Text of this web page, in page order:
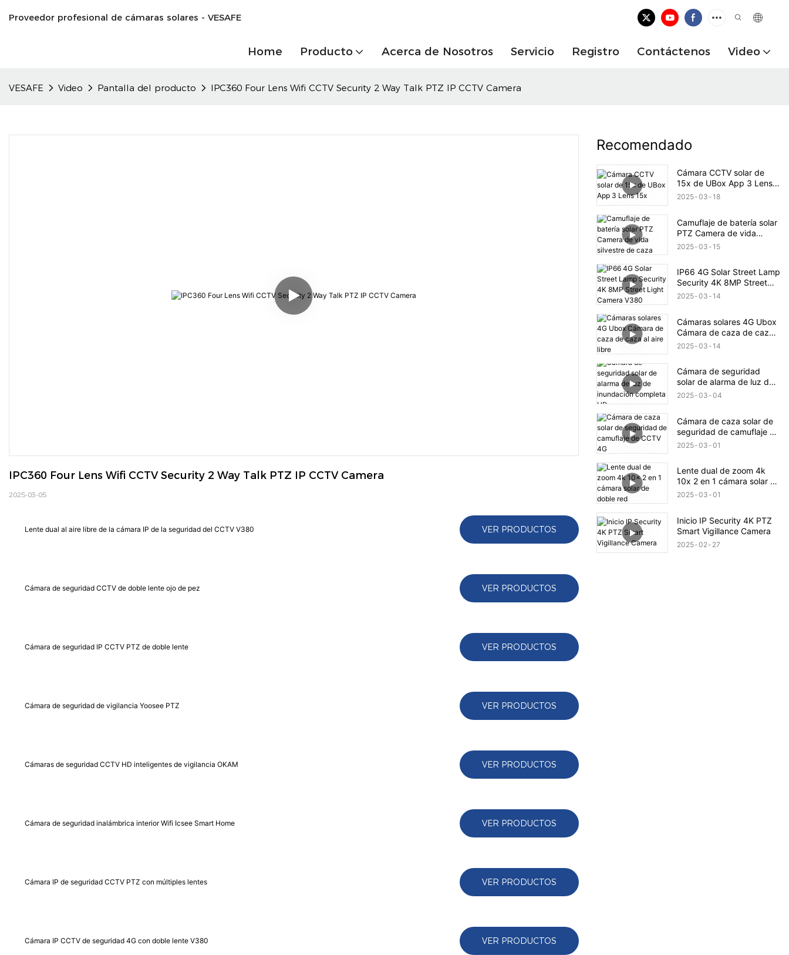
Proveedor profesional de cámaras solares - VESAFE
Home Producto Acerca de Nosotros Servicio Registro Contáctenos Video
VESAFE Video Pantalla del producto IPC360 Four Lens Wifi CCTV Security 2 Way Talk PTZ IP CCTV Camera
IPC360 Four Lens Wifi CCTV Security 2 Way Talk PTZ IP CCTV Camera
2025-03-05
Lente dual al aire libre de la cámara IP de la seguridad del CCTV V380 VER PRODUCTOS
Cámara de seguridad CCTV de doble lente ojo de pez VER PRODUCTOS
Cámara de seguridad IP CCTV PTZ de doble lente VER PRODUCTOS
Cámara de seguridad de vigilancia Yoosee PTZ VER PRODUCTOS
Cámaras de seguridad CCTV HD inteligentes de vigilancia OKAM VER PRODUCTOS
Cámara de seguridad inalámbrica interior Wifi Icsee Smart Home VER PRODUCTOS
Cámara IP de seguridad CCTV PTZ con múltiples lentes VER PRODUCTOS
Cámara IP CCTV de seguridad 4G con doble lente V380 VER PRODUCTOS
Recomendado
Cámara CCTV solar de
15x de UBox App 3 Lens
15x
2025 03 18
Camuflaje de batería solar
PTZ Camera de vida
silvestre de caza
2025 03 15
IP66 4G Solar Street Lamp
Security 4K 8MP Street
Light Camera V380
2025 03 14
Cámaras solares 4G Ubox
Cámara de caza de caza
al aire libre
2025 03 14
Cámara de seguridad
solar de alarma de luz de
inundación completa HD
2025 03 04
Cámara de caza solar de
seguridad de camuflaje de
CCTV 4G
2025 03 01
Lente dual de zoom 4k
10x 2 en 1 cámara solar de
doble red
2025 03 01
Inicio IP Security 4K PTZ
Smart Vigillance Camera
2025 02 27